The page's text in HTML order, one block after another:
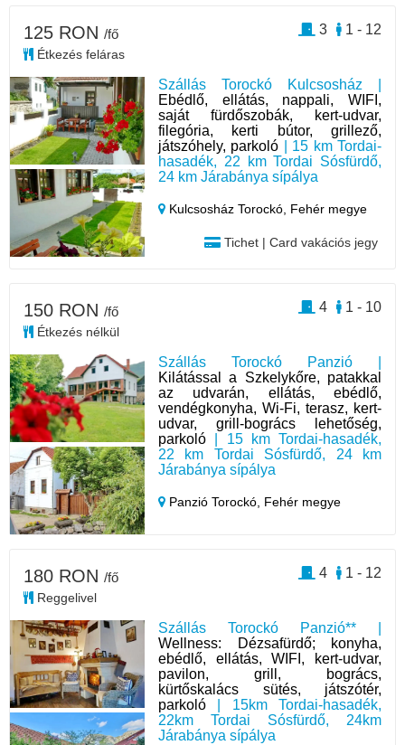
Szállás Torockó Kulcsosház |
Ebédlő, ellátás, nappali, WIFI,
saját fürdőszobák, kert-udvar,
filegória, kerti bútor, grillező,
játszóhely, parkoló | 15 km Tordai-
hasadék, 22 km Tordai Sósfürdő,
24 km Járabánya sípálya
Kulcsosház Torockó, Fehér megye
Tichet | Card vakációs jegy
125 RON /fő
Étkezés feláras
1 - 12
3
Szállás Torockó Panzió |
Kilátással a Szkelykőre, patakkal
az udvarán, ellátás, ebédlő,
vendégkonyha, Wi-Fi, terasz, kert-
udvar, grill-bogrács lehetőség,
parkoló | 15 km Tordai-hasadék,
22 km Tordai Sósfürdő, 24 km
Járabánya sípálya
Panzió Torockó, Fehér megye
150 RON /fő
Étkezés nélkül
1 - 10
4
Szállás Torockó Panzió** |
Wellness: Dézsafürdő; konyha,
ebédlő, ellátás, WIFI, kert-udvar,
pavilon, grill, bogrács,
kürtőskalács sütés, játszótér,
parkoló | 15km Tordai-hasadék,
22km Tordai Sósfürdő, 24km
Járabánya sípálya
180 RON /fő
Reggelivel
1 - 12
4